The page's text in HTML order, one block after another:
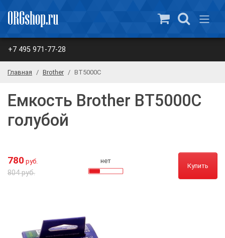
+7 495 971-77-28
Главная Brother BT5000C
Емкость Brother BT5000C
голубой
780 руб.
804 руб.
нет
Купить